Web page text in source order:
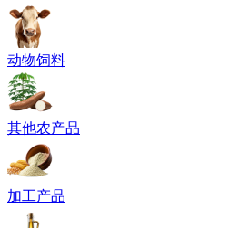
动物饲料
其他农产品
加工产品